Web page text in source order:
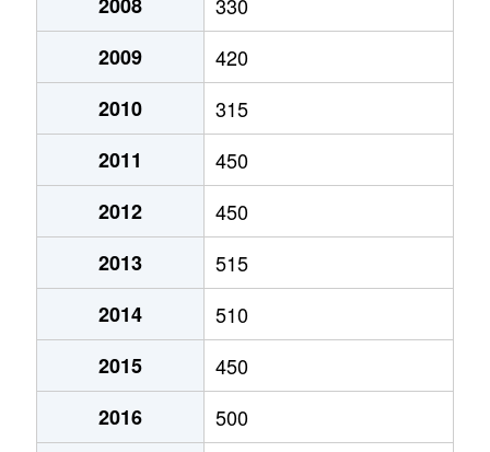
大字小田倉
180万円
大字小田倉
700万円
大字小田倉
4,000万円
大字小田倉
720万円
大字熊倉
980万円
大字熊倉
870万円
大字熊倉
850万円
字道南西
1,700万円
2009
420
2010
315
2011
450
2012
450
2013
515
2014
510
2015
450
2016
500